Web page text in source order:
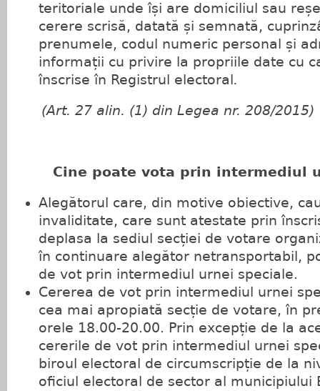
teritoriale unde își are domiciliul sau
cerere scrisă, datată și semnată,
prenumele, codul numeric personal și
informații cu privire la propriile date cu
înscrise în Registrul electoral .
(Art. 27 alin. (1) din Legea nr. 208/2015)
Cine poate vota prin intermediul
Alegătorul care, din motive obiective,
invaliditate, care sunt atestate prin
deplasa la sediul secției de votare
în continuare alegător netransportabil,
de vot prin intermediul urnei speciale.
Cererea de vot prin intermediul urnei
cea mai apropiată secție de votare, în
orele 18.00-20.00. Prin excepție de la
cererile de vot prin intermediul urnei
biroul electoral de circumscripție de la
oficiul electoral de sector al municipiului